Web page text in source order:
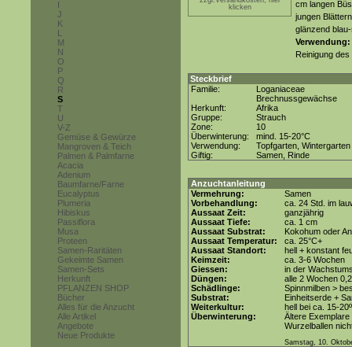
I
J
K
L
M
N
O
P
Q
R
S
T
U
V-Z
Gemüse & Gewürze
Mangroven & Teich
Palmen & Palmfarne
Acacia
Adenium
Baumfarne/Farne
Eucalyptus
Plumeria
Hibiskus
Passiflora
Musa
Proteen
Samen-Raritäten
Gekeimte Samen
Samen-Sets
Herkunft
PFLANZEN SHOP
Bücher
Alles für die Anzucht
Alle Artikel
Angebote
Neue Produkte
klicken
cm langen
jungen
glänzend
Verwendung:
Reinigung
Steckbrief
Familie:
Loganiaceae
Brechnussgewächse
Herkunft:
Afrika
Gruppe:
Strauch
Zone:
10
Überwinterung:
mind. 15-20°C
Verwendung:
Topfgarten, Wintergarten
Giftig:
Samen, Rinde
Anzuchtanleitung
Vermehrung:
Samen
Vorbehandlung:
ca. 24 Std. im
Aussaat Zeit:
ganzjährig
Aussaat Tiefe:
ca. 1 cm
Aussaat Substrat:
Kokohum oder
Aussaat Temperatur:
ca. 25°C+
Aussaat Standort:
hell + konstant
Keimzeit:
ca. 3-6 Wochen
Giessen:
in der
Düngen:
alle 2 Wochen
Schädlinge:
Spinnmilben >
Substrat:
Einheitserde +
Weiterkultur:
hell bei ca. 15-
Überwinterung:
Ältere
Wurzelballen
Samstag, 10.